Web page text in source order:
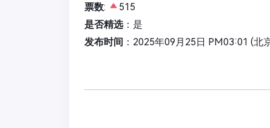
票数:
515
是否精选：是
发布时间 ：2025年09月25日 PM03:01 (北